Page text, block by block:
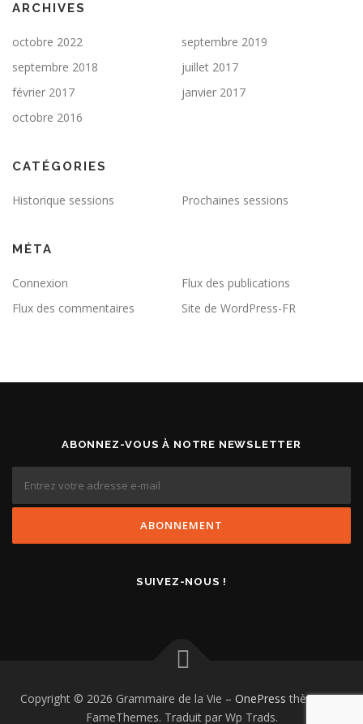
ARCHIVES
octobre 2022
septembre 2019
septembre 2018
juillet 2017
février 2017
janvier 2017
octobre 2016
CATÉGORIES
Historique sessions Prochaines sessions
MÉTA
Connexion
Flux des publications
Flux des commentaires
Site de WordPress-FR
ABONNEZ-VOUS À NOTRE NEWSLETTER
SUIVEZ-NOUS !
Copyright © 2026 Grammaire de la Vie – OnePress thème par
FameThemes. Traduit par Wp Trads.